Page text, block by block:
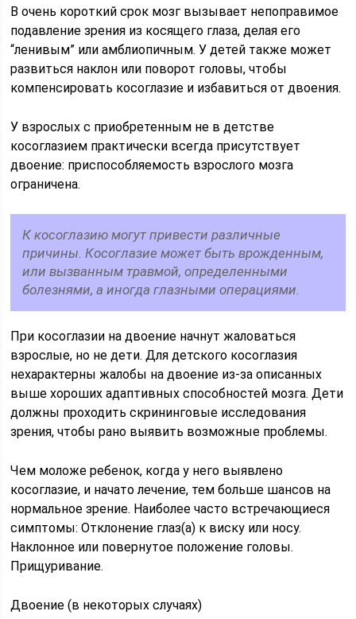
В очень короткий срок мозг вызывает непоправимое
подавление зрения из косящего глаза, делая его
“ленивым” или амблиопичным. У детей также может
развиться наклон или поворот головы, чтобы
компенсировать косоглазие и избавиться от двоения.
У взрослых с приобретенным не в детстве
косоглазием практически всегда присутствует
двоение: приспособляемость взрослого мозга
ограничена.
К косоглазию могут привести различные
причины. Косоглазие может быть врожденным,
или вызванным травмой, определенными
болезнями, а иногда глазными операциями.
При косоглазии на двоение начнут жаловаться
взрослые, но не дети. Для детского косоглазия
нехарактерны жалобы на двоение из-за описанных
выше хороших адаптивных способностей мозга. Дети
должны проходить скрининговые исследования
зрения, чтобы рано выявить возможные проблемы.
Чем моложе ребенок, когда у него выявлено
косоглазие, и начато лечение, тем больше шансов на
нормальное зрение. Наиболее часто встречающиеся
симптомы: Отклонение глаз(а) к виску или носу.
Наклонное или повернутое положение головы.
Прищуривание.
Двоение (в некоторых случаях)